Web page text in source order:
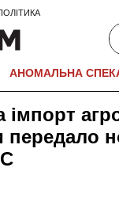
АНОМАЛЬНА
передало